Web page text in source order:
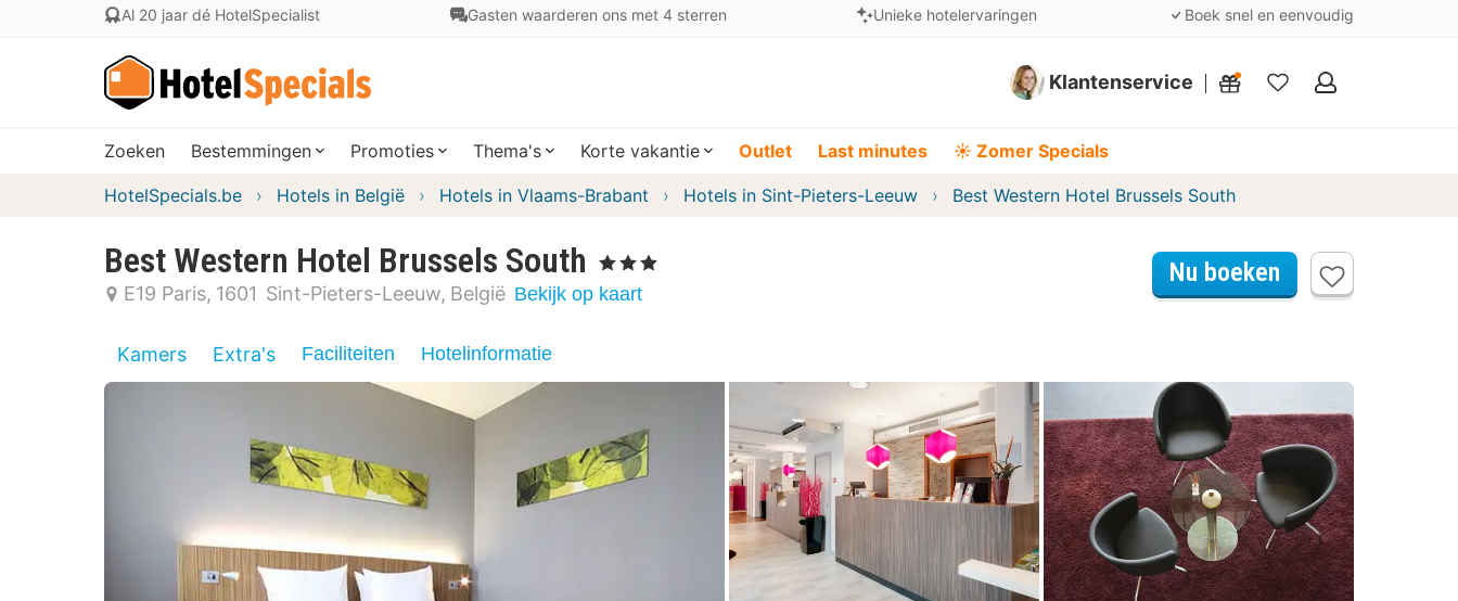
Al 20 jaar dé HotelSpecialist Gasten waarderen ons met 4 sterren Unieke hotelervaringen Boek snel en eenvoudig
Klantenservice
Mijn
Zoeken Bestemmingen Promoties Thema's Korte vakantie Outlet Last minutes ☀️ Zomer Specials
HotelSpecials.be Hotels in België Hotels in Vlaams-Brabant Hotels in Sint-Pieters-Leeuw Best Western Hotel Brussels South
Best Western Hotel Brussels South , 3 Sterren
E19 Paris 1601 Sint-Pieters-Leeuw België Bekijk op kaart
Nu boeken
Kamers Extra's Faciliteiten Hotelinformatie